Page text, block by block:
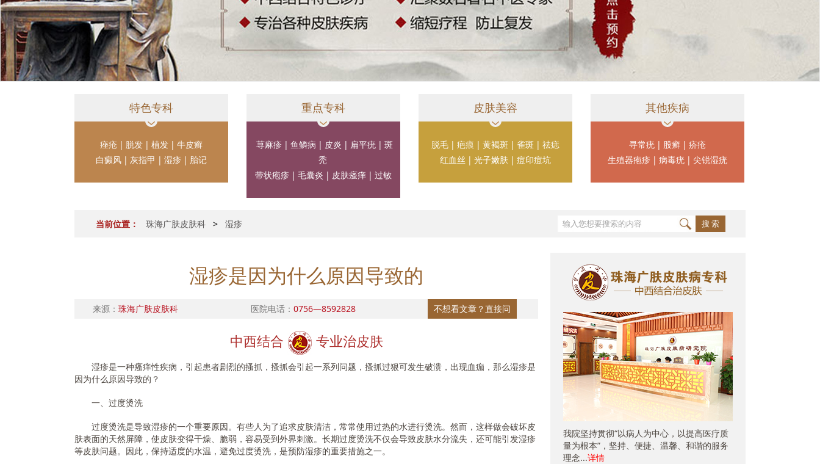
特色专科
痤疮 | 脱发 | 植发 | 牛皮癣
白癜风 | 灰指甲 | 湿疹 | 胎记
重点专科
荨麻疹 | 鱼鳞病 | 皮炎 | 扁平疣 | 斑
秃
带状疱疹 | 毛囊炎 | 皮肤瘙痒 | 过敏
皮肤美容
脱毛 | 疤痕 | 黄褐斑 | 雀斑 | 祛痣
红血丝 | 光子嫩肤 | 痘印痘坑
其他疾病
寻常疣 | 股癣 | 疥疮
生殖器疱疹 | 病毒疣 | 尖锐湿疣
当前位置： 珠海广肤皮肤科 > 湿疹
湿疹是因为什么原因导致的
来源： 珠海广肤皮肤科 医院电话： 0756—8592828 不想看文章？直接问
中西结合 专业治皮肤
湿疹是一种瘙痒性疾病，引起患者剧烈的搔抓，搔抓会引起一系列问题，搔抓过狠可发生破溃，出现血痂，那么湿疹是
因为什么原因导致的？
一、过度烫洗
过度烫洗是导致湿疹的一个重要原因。有些人为了追求皮肤清洁，常常使用过热的水进行烫洗。然而，这样做会破坏皮
肤表面的天然屏障，使皮肤变得干燥、脆弱，容易受到外界刺激。长期过度烫洗不仅会导致皮肤水分流失，还可能引发湿疹
等皮肤问题。因此，保持适度的水温，避免过度烫洗，是预防湿疹的重要措施之一。
我院坚持贯彻“以病人为中心，以提高医疗质
量为根本”，坚持、便捷、温馨、和谐的服务
理念...详情